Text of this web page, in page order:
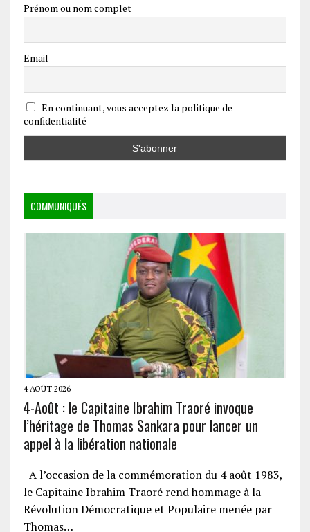
Prénom ou nom complet
Email
En continuant, vous acceptez la politique de
confidentialité
COMMUNIQUÉS
4 AOÛT 2026
4-Août : le Capitaine Ibrahim Traoré invoque
l’héritage de Thomas Sankara pour lancer un
appel à la libération nationale
A l’occasion de la commémoration du 4 août 1983,
le Capitaine Ibrahim Traoré rend hommage à la
Révolution Démocratique et Populaire menée par
Thomas…